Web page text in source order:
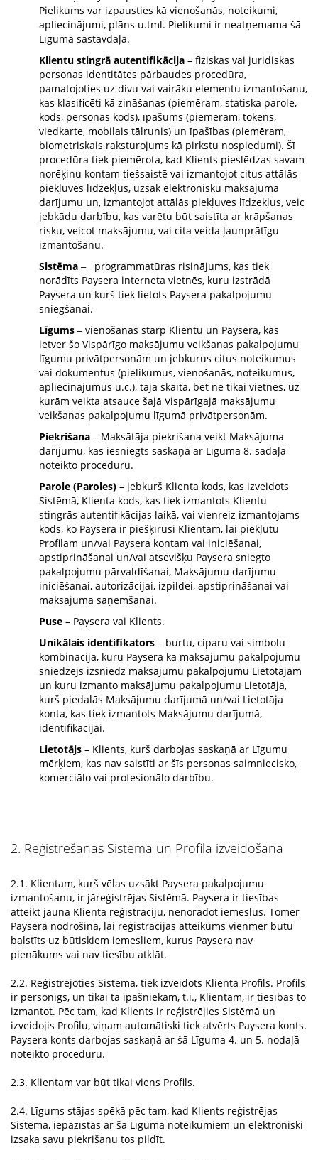
Pielikums var izpausties kā vienošanās, noteikumi,
apliecinājumi, plāns u.tml. Pielikumi ir neatņemama šā
Līguma sastāvdaļa.
Klientu stingrā autentifikācija – fiziskas vai juridiskas
personas identitātes pārbaudes procedūra,
pamatojoties uz divu vai vairāku elementu izmantošanu,
kas klasificēti kā zināšanas (piemēram, statiska parole,
kods, personas kods), īpašums (piemēram, tokens,
viedkarte, mobilais tālrunis) un īpašības (piemēram,
biometriskais raksturojums kā pirkstu nospiedumi). Šī
procedūra tiek piemērota, kad Klients pieslēdzas savam
norēķinu kontam tiešsaistē vai izmantojot citus attālās
piekļuves līdzekļus, uzsāk elektronisku maksājuma
darījumu un, izmantojot attālās piekļuves līdzekļus, veic
jebkādu darbību, kas varētu būt saistīta ar krāpšanas
risku, veicot maksājumu, vai cita veida ļaunprātīgu
izmantošanu.
Sistēma –
programmatūras risinājums, kas tiek
norādīts Paysera interneta vietnēs, kuru izstrādā
Paysera un kurš tiek lietots Paysera pakalpojumu
sniegšanai.
Līgums – vienošanās starp Klientu un Paysera, kas
ietver šo Vispārīgo maksājumu veikšanas pakalpojumu
līgumu privātpersonām un jebkurus citus noteikumus
vai dokumentus (pielikumus, vienošanās, noteikumus,
apliecinājumus u.c.), tajā skaitā, bet ne tikai vietnes, uz
kurām veikta atsauce šajā Vispārīgajā maksājumu
veikšanas pakalpojumu līgumā privātpersonām.
Piekrišana – Maksātāja piekrišana veikt Maksājuma
darījumu, kas iesniegts saskaņā ar Līguma 8. sadaļā
noteikto procedūru.
Parole (Paroles) – jebkurš Klienta kods, kas izveidots
Sistēmā, Klienta kods, kas tiek izmantots Klientu
stingrās autentifikācijas laikā, vai vienreiz izmantojams
kods, ko Paysera ir piešķīrusi Klientam, lai piekļūtu
Profilam un/vai Paysera kontam vai iniciēšanai,
apstiprināšanai un/vai atsevišķu Paysera sniegto
pakalpojumu pārvaldīšanai, Maksājumu darījumu
iniciēšanai, autorizācijai, izpildei, apstiprināšanai vai
maksājuma saņemšanai.
Puse – Paysera vai Klients.
Unikālais identifikators – burtu, ciparu vai simbolu
kombinācija, kuru Paysera kā maksājumu pakalpojumu
sniedzējs izsniedz maksājumu pakalpojumu Lietotājam
un kuru izmanto maksājumu pakalpojumu Lietotāja,
kurš piedalās Maksājumu darījumā un/vai Lietotāja
konta, kas tiek izmantots Maksājumu darījumā,
identifikācijai.
Lietotājs – Klients, kurš darbojas saskaņā ar Līgumu
mērķiem, kas nav saistīti ar šīs personas saimniecisko,
komerciālo vai profesionālo darbību.
2. Reģistrēšanās Sistēmā un Profila izveidošana
2.1. Klientam, kurš vēlas uzsākt Paysera pakalpojumu
izmantošanu, ir jāreģistrējas Sistēmā. Paysera ir tiesības
atteikt jauna Klienta reģistrāciju, nenorādot iemeslus. Tomēr
Paysera nodrošina, lai reģistrācijas atteikums vienmēr būtu
balstīts uz būtiskiem iemesliem, kurus Paysera nav
pienākums vai nav tiesību atklāt.
2.2. Reģistrējoties Sistēmā, tiek izveidots Klienta Profils. Profils
ir personīgs, un tikai tā īpašniekam, t.i., Klientam, ir tiesības to
izmantot. Pēc tam, kad Klients ir reģistrējies Sistēmā un
izveidojis Profilu, viņam automātiski tiek atvērts Paysera konts.
Paysera konts darbojas saskaņā ar šā Līguma 4. un 5. nodaļā
noteikto procedūru.
2.3. Klientam var būt tikai viens Profils.
2.4. Līgums stājas spēkā pēc tam, kad Klients reģistrējas
Sistēmā, iepazīstas ar šā Līguma noteikumiem un elektroniski
izsaka savu piekrišanu tos pildīt.